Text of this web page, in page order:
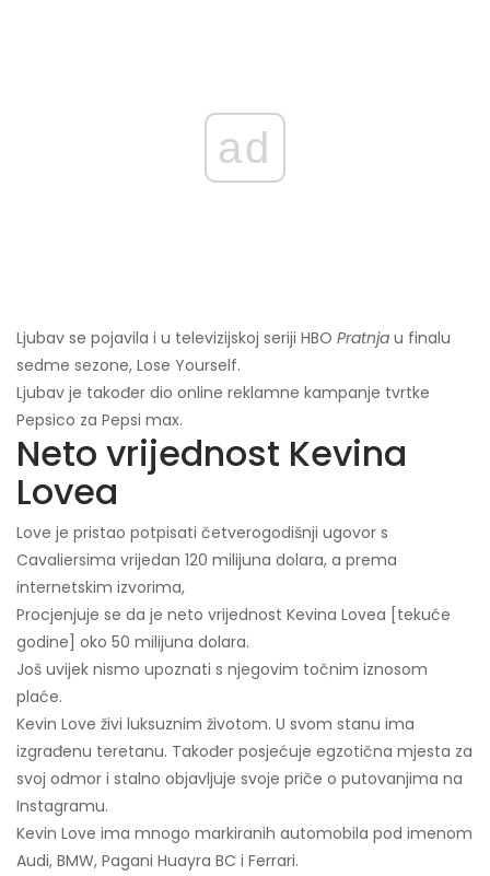
ad
Ljubav se pojavila i u televizijskoj seriji HBO Pratnja u finalu
sedme sezone, Lose Yourself.
Ljubav je također dio online reklamne kampanje tvrtke
Pepsico za Pepsi max.
Neto vrijednost Kevina
Lovea
Love je pristao potpisati četverogodišnji ugovor s
Cavaliersima vrijedan 120 milijuna dolara, a prema
internetskim izvorima,
Procjenjuje se da je neto vrijednost Kevina Lovea [tekuće
godine] oko 50 milijuna dolara.
Još uvijek nismo upoznati s njegovim točnim iznosom
plaće.
Kevin Love živi luksuznim životom. U svom stanu ima
izgrađenu teretanu. Također posjećuje egzotična mjesta za
svoj odmor i stalno objavljuje svoje priče o putovanjima na
Instagramu.
Kevin Love ima mnogo markiranih automobila pod imenom
Audi, BMW, Pagani Huayra BC i Ferrari.